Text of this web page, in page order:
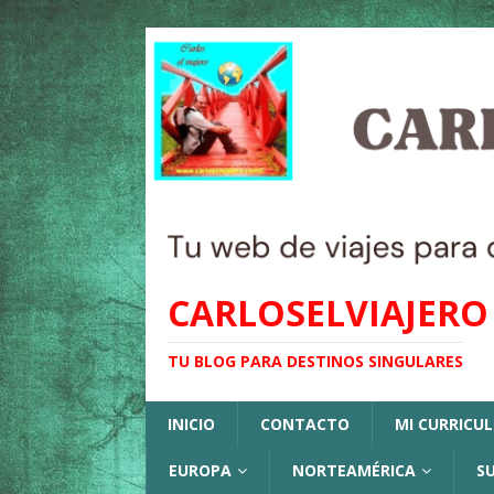
CARLOSELVIAJERO
TU BLOG PARA DESTINOS SINGULARES
INICIO CONTACTO MI
EUROPA NORTEAMÉRICA